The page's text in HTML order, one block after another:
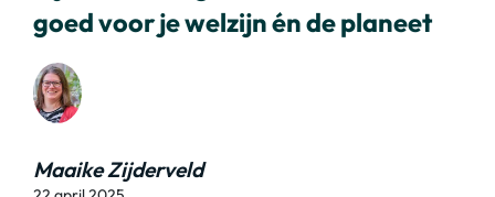
goed voor je welzijn én de planeet
Maaike Zijderveld